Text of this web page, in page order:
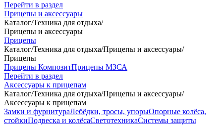
Перейти в раздел
Прицепы и аксессуары
Каталог/Техника для отдыха/
Прицепы и аксессуары
Прицепы
Каталог/Техника для отдыха/Прицепы и аксессуары/
Прицепы
Прицепы КомпозитПрицепы МЗСА
Перейти в раздел
Аксессуары к прицепам
Каталог/Техника для отдыха/Прицепы и аксессуары/
Аксессуары к прицепам
Замки и фурнитураЛебёдки, тросы, упорыОпорные колёса,
стойкиПодвеска и колёсаСветотехникаСистемы защиты